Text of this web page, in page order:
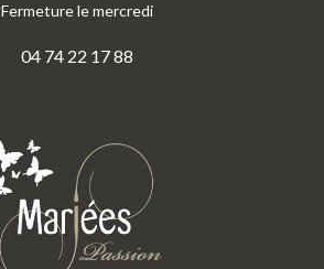
Fermeture le mercredi
04 74 22 17 88